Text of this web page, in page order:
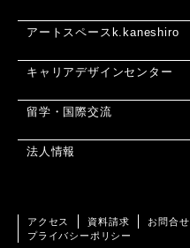
アートスペースk.kaneshiro
キャリアデザインセンター
留学・国際交流
法人情報
アクセス 資料請求 お問合せ
プライバシーポリシー